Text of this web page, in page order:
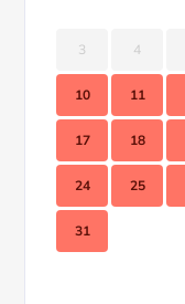
3 4
10 11
17 18
24 25
31